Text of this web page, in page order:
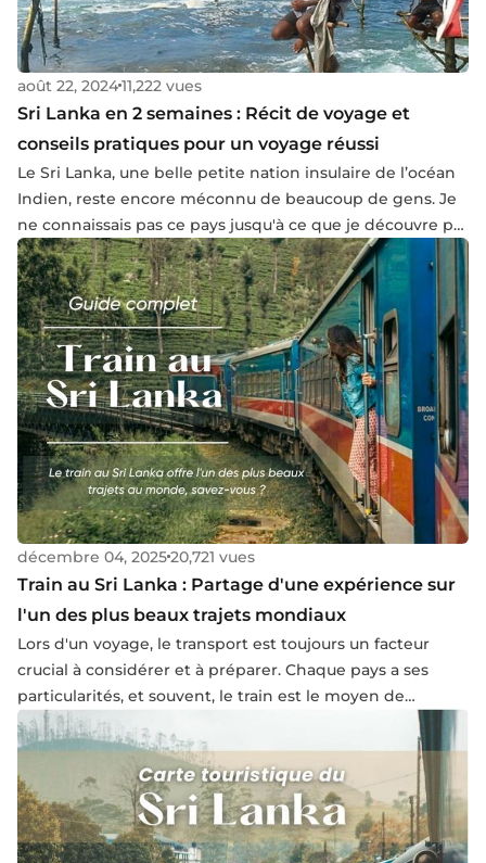
août 22, 202411,222 vues
Sri Lanka en 2 semaines : Récit de voyage et
conseils pratiques pour un voyage réussi
Le Sri Lanka, une belle petite nation insulaire de l’océan
Indien, reste encore méconnu de beaucoup de gens. Je
ne connaissais pas ce pays jusqu'à ce que je découvre par
hasard des vidéos intéressantes sur Sigiriya, une
merveille non seulement du Sri Lanka mais aussi du
monde entier. Au départ, je voulais simplement visiter
Sigiriya, mais j'ai vite réalisé que le Sri Lanka offrait bien
plus que cela. Finalement, j'ai planifié un séjour de 2
semaines pour explorer plus des incontournables. Ce
voyage m'a laissé de nombreux souvenirs merveilleux,
avec non seulement l'admiration pour la nature
splendide, mais aussi des expériences culturelles
enrichissantes et des rencontres avec des gens
chaleureux. Que faire en 2 semaines ? Si vous avez le
même projet que moi mais hésitez encore, lisez l’article
suivant, il vous sera très utile !
décembre 04, 202520,721 vues
Train au Sri Lanka : Partage d'une expérience sur
l'un des plus beaux trajets mondiaux
Lors d'un voyage, le transport est toujours un facteur
crucial à considérer et à préparer. Chaque pays a ses
particularités, et souvent, le train est le moyen de
transport le plus optimal pour découvrir le pays et
s'immerger dans sa culture. Vous avez peut-être déjà vu
l'image d'un train bleu impressionnant traversant une
colline de thé. Saviez-vous que c'est l'un des trajets en
train les plus magnifiques au monde ? C'est au Sri Lanka !
Fort de mon expérience personnelle à bord de ce train,